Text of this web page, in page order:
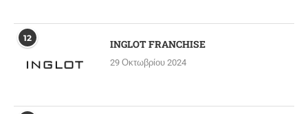
12 INGLOT FRANCHISE
29 Οκτωβρίου 2024